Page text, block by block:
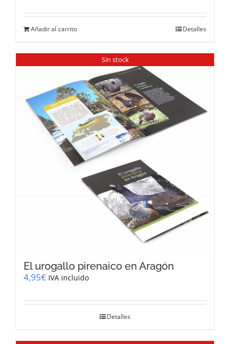
Añadir al carrito Detalles
Sin stock
El urogallo pirenaico en Aragón
4,95€ IVA incluido
Detalles